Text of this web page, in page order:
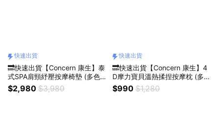
快速出貨
🔜快速出貨【Concern 康生】泰
式SPA肩頸紓壓按摩椅墊 (多色
任選)
$2,980 $3,980
快速出貨
🔜快速出貨【Concern 康生】4
D摩力寶貝溫熱揉捏按摩枕 (多色
任選)
$990 $1,280